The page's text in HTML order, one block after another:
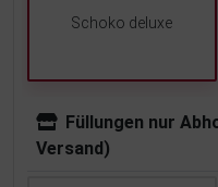
Schoko deluxe
Füllungen nur
Versand)